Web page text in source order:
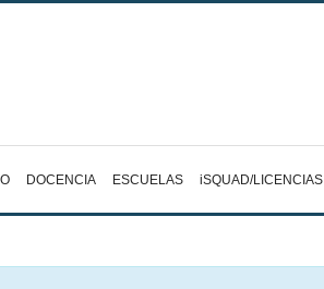
DOCENCIA ESCUELAS iSQUAD/LICENCIAS